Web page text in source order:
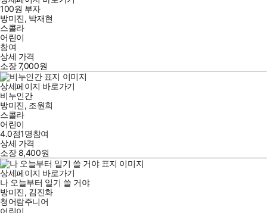
100원 부자
방미진, 박재현
스콜라
어린이
참여
상세 가격
소장7,000원
상세페이지 바로가기
비누인간
방미진, 조원희
스콜라
어린이
4.0점1명참여
상세 가격
소장 8,400원
상세페이지 바로가기
나 오늘부터 일기 쓸 거야
방미진, 김진화
청어람주니어
어린이